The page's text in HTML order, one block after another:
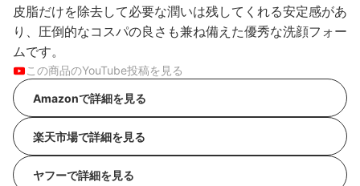
皮脂だけを除去して必要な潤いは残してくれる安定感があ
り、圧倒的なコスパの良さも兼ね備えた優秀な洗顔フォー
ムです。
この商品のYouTube投稿を見る
Amazonで詳細を見る
楽天市場で詳細を見る
ヤフーで詳細を見る